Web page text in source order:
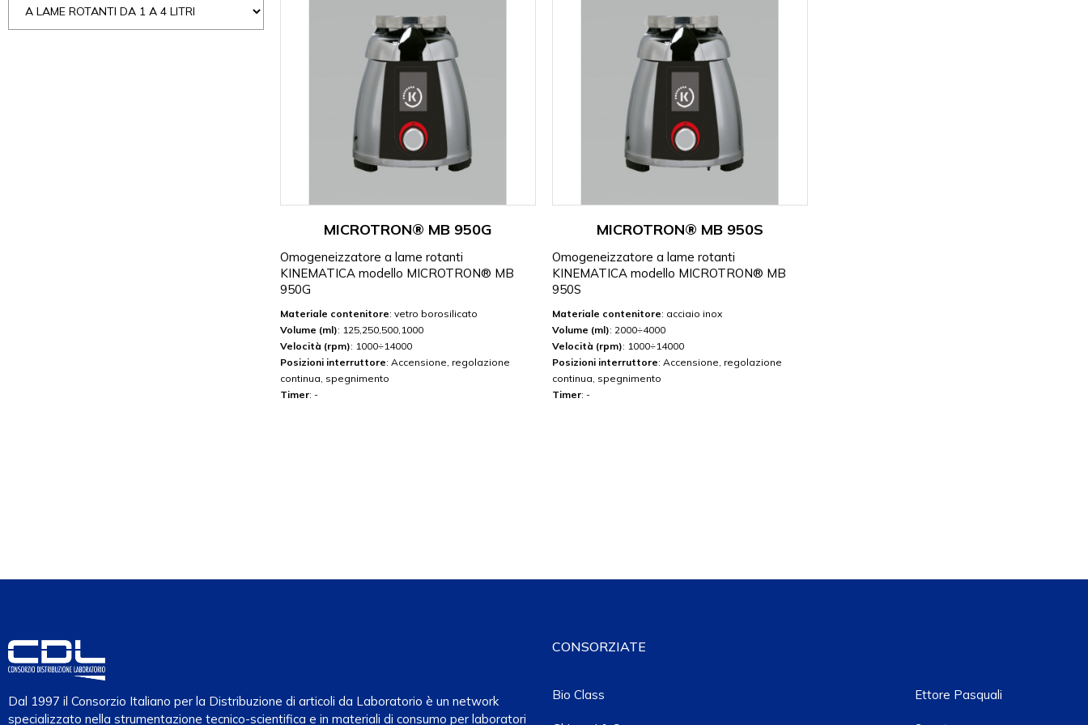
MICROTRON® MB 950G
Omogeneizzatore a lame rotanti
KINEMATICA modello MICROTRON® MB
950G
Materiale contenitore: vetro borosilicato
Volume (ml): 125,250,500,1000
Velocità (rpm): 1000÷14000
Posizioni interruttore: Accensione, regolazione
continua, spegnimento
Timer: -
MICROTRON® MB 950S
Omogeneizzatore a lame rotanti
KINEMATICA modello MICROTRON® MB
950S
Materiale contenitore: acciaio inox
Volume (ml): 2000÷4000
Velocità (rpm): 1000÷14000
Posizioni interruttore: Accensione, regolazione
continua, spegnimento
Timer: -
Dal 1997 il Consorzio Italiano per la Distribuzione di articoli da Laboratorio è un network
specializzato nella strumentazione tecnico-scientifica e in materiali di consumo per laboratori
CONSORZIATE
Bio Class Ettore Pasquali